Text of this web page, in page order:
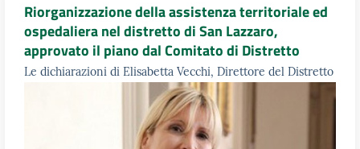
Riorganizzazione della assistenza territoriale ed
ospedaliera nel distretto di San Lazzaro,
approvato il piano dal Comitato di Distretto
Le dichiarazioni di Elisabetta Vecchi, Direttore del Distretto